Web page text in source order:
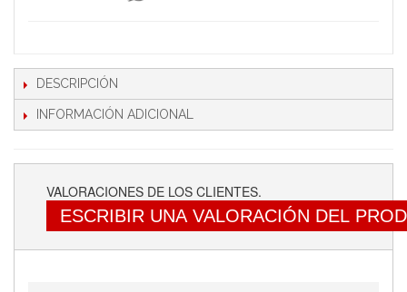
DESCRIPCIÓN
INFORMACIÓN ADICIONAL
VALORACIONES DE LOS CLIENTES.
ESCRIBIR UNA VALORACIÓN DEL